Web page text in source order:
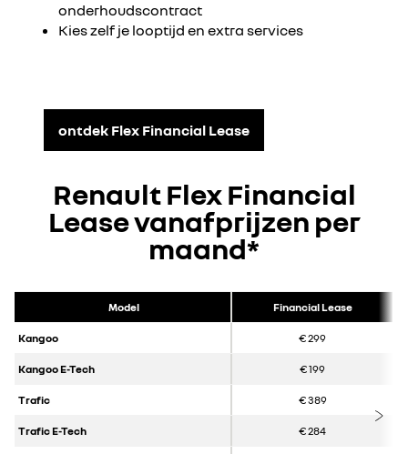
onderhoudscontract
Kies zelf je looptijd en extra services
ontdek Flex Financial Lease
Renault Flex Financial
Lease vanafprijzen per
maand*
Model Financial Lease
Kangoo € 299
Kangoo E-Tech € 199
Trafic € 389
Trafic E-Tech € 284